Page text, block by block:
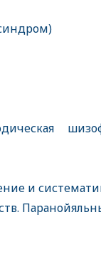
и